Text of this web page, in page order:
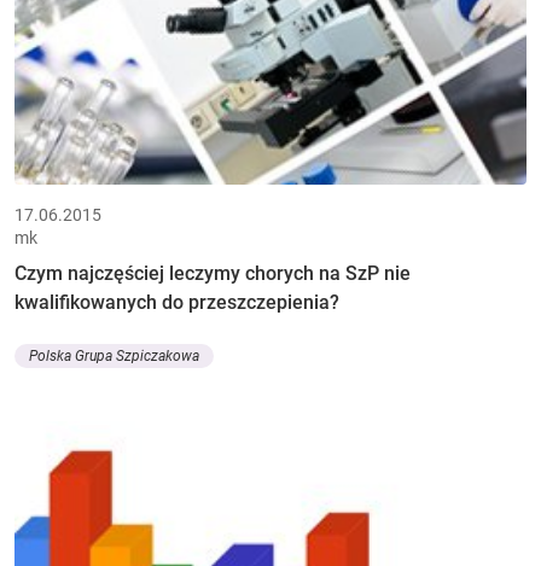
17.06.2015
mk
Czym najczęściej leczymy chorych na SzP nie
kwalifikowanych do przeszczepienia?
Polska Grupa Szpiczakowa